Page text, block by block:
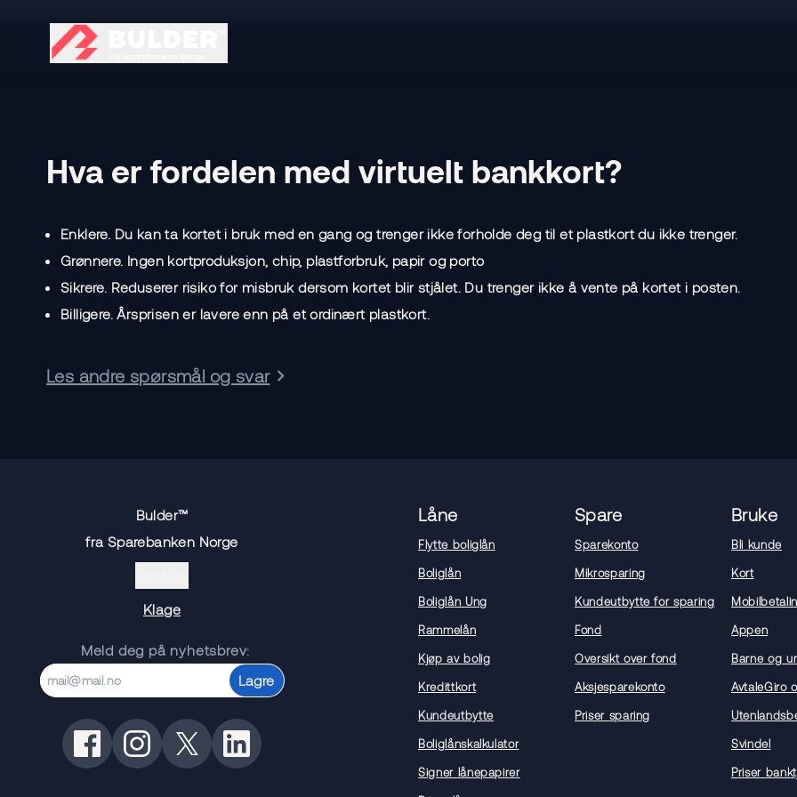
Hva er fordelen med virtuelt bankkort?
Enklere. Du kan ta kortet i bruk med en gang og trenger ikke forholde deg til et plastkort du ikke trenger.
Grønnere. Ingen kortproduksjon, chip, plastforbruk, papir og porto
Sikrere. Reduserer risiko for misbruk dersom kortet blir stjålet. Du trenger ikke å vente på kortet i posten.
Billigere. Årsprisen er lavere enn på et ordinært plastkort.
Les andre spørsmål og svar
Bulder™
fra Sparebanken Norge
Klage
Meld deg på nyhetsbrev:
Lagre
Låne
Flytte boliglån
Boliglån
Boliglån Ung
Rammelån
Kjøp av bolig
Kredittkort
Kundeutbytte
Boliglånskalkulator
Signer lånepapirer
Spare
Sparekonto
Mikrosparing
Kundeutbytte for sparing
Fond
Oversikt over fond
Aksjesparekonto
Priser sparing
Bruke
Bli kunde
Kort
Appen
Barne og
AvtaleGiro
Svindel
Priser